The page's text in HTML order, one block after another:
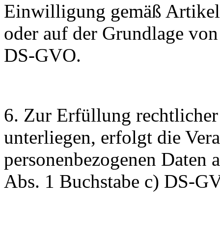
Einwilligung gemäß
oder auf der Grundlage
DS-GVO.
6. Zur Erfüllung
unterliegen, erfolgt die
personenbezogenen
Abs. 1 Buchstabe c) DS-